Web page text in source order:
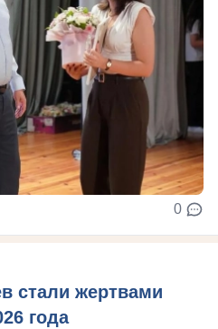
0
стали жертвами
года